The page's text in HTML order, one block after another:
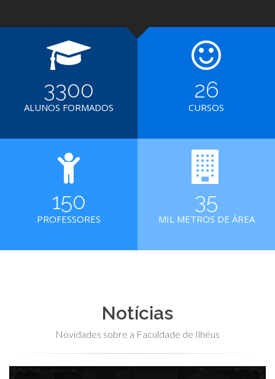
3300
ALUNOS FORMADOS
26
CURSOS
150
PROFESSORES
35
MIL METROS DE ÁREA
Notícias
Novidades sobre a Faculdade de Ilhéus